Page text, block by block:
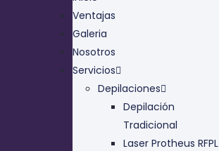
Ventajas
Galeria
Nosotros
Servicios
Depilaciones
Depilación
Tradicional
Laser Protheus RFPL